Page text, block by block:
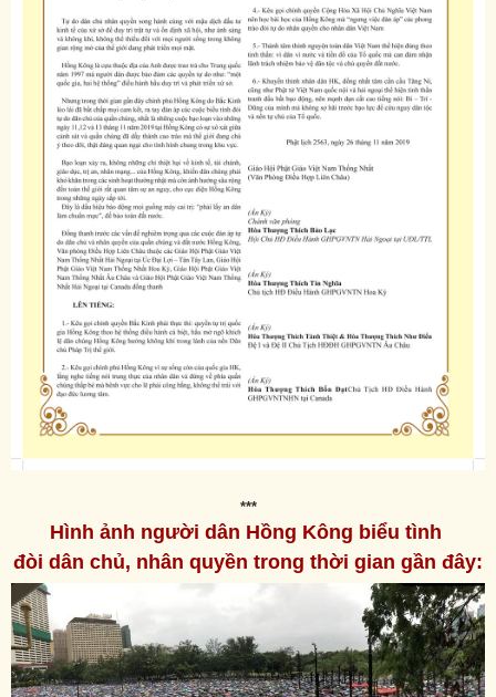
***
Hình ảnh người dân Hồng Kông biểu tình
đòi dân chủ, nhân quyền trong thời gian gần đây: